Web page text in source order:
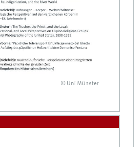
© Uni Münster